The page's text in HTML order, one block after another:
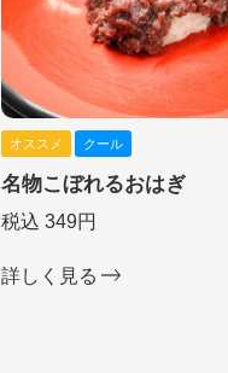
オススメ クール
名物こぼれるおはぎ
税込 349円
詳しく見る